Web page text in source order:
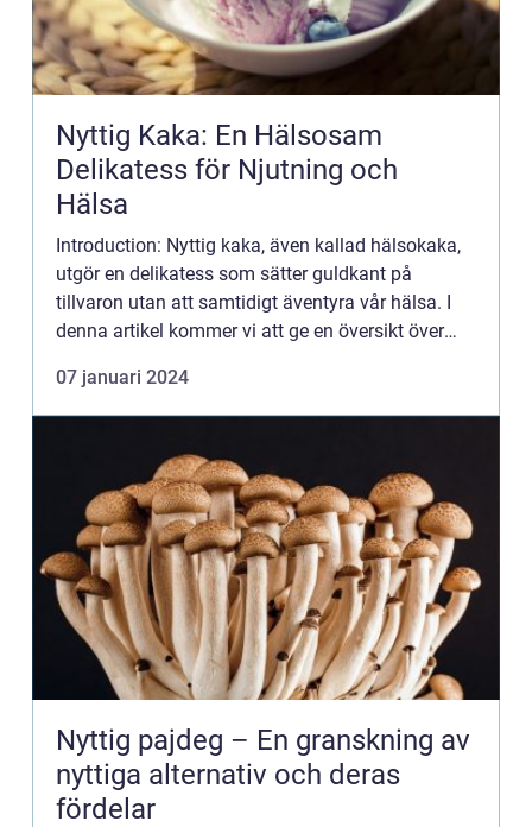
Nyttig Kaka: En Hälsosam
Delikatess för Njutning och
Hälsa
Introduction: Nyttig kaka, även kallad hälsokaka,
utgör en delikatess som sätter guldkant på
tillvaron utan att samtidigt äventyra vår hälsa. I
denna artikel kommer vi att ge en översikt över
smaker samt...
07 januari 2024
Nyttig pajdeg – En granskning av
nyttiga alternativ och deras
fördelar